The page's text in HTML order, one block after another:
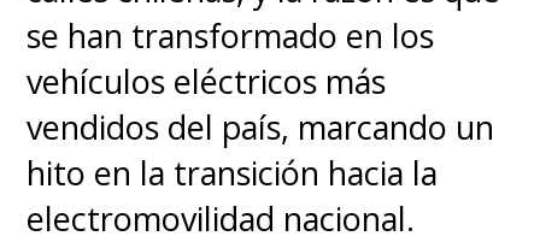
se han transformado en los
vehículos eléctricos más
vendidos del país, marcando un
hito en la transición hacia la
electromovilidad nacional.